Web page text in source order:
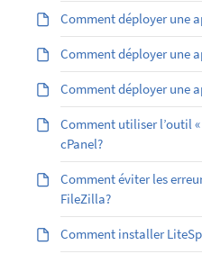
Comment déployer une
Comment déployer une
Comment déployer une
Comment utiliser l’outil «
cPanel?
Comment éviter les
FileZilla?
Comment installer